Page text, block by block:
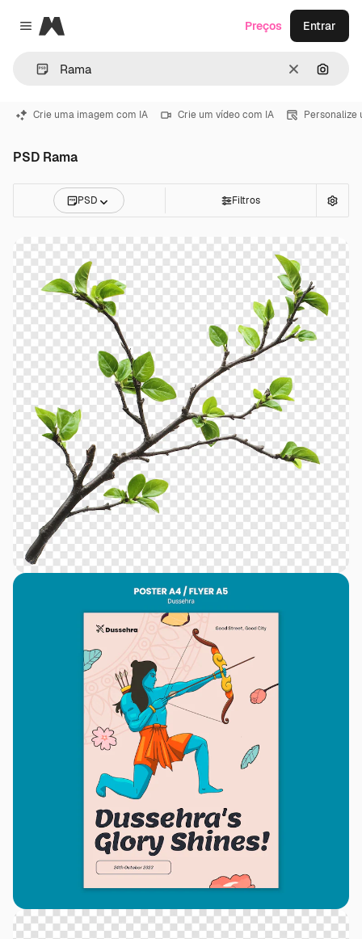
Close menu
Magnific
Limpar
Preços Entrar
Crie uma imagem com IA Crie um vídeo com IA Personalize
PSD Rama
PSD Filtros